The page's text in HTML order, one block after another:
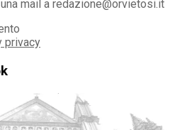
mail a redazione@orvietosi.it
privacy